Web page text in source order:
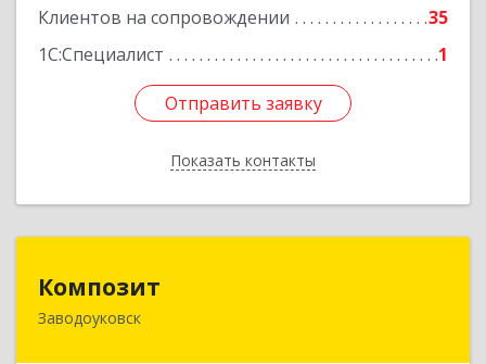
Клиентов на сопровождении
35
1С:Специалист
1
Отправить заявку
Показать контакты
Подробнее
Отправить заявку
Назад
Композит
Заводоуковск
627140, Тюменская обл, Заводоуковский р-н,